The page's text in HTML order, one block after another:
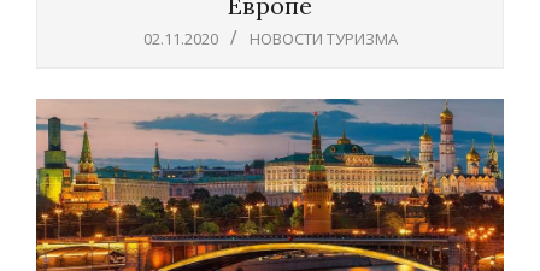
02.11.2020 НОВОСТИ ТУРИЗМА